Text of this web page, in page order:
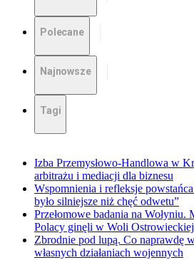
Polecane
Najnowsze
Tagi
Izba Przemysłowo-Handlowa w
arbitrażu i mediacji dla biznesu
Wspomnienia i refleksje
było silniejsze niż chęć odwetu”
Przełomowe badania na
Polacy ginęli w Woli Ostrowieckiej
Zbrodnie pod lupą. Co naprawdę
własnych działaniach wojennych